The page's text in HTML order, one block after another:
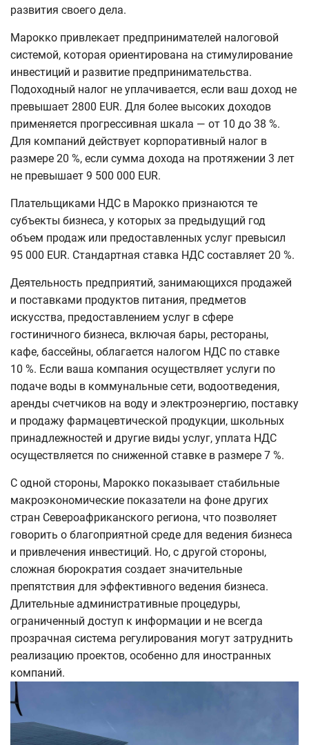
развития своего дела.
Марокко привлекает предпринимателей налоговой
системой, которая ориентирована на стимулирование
инвестиций и развитие предпринимательства.
Подоходный налог не уплачивается, если ваш доход не
превышает 2800 EUR. Для более высоких доходов
применяется прогрессивная шкала — от 10 до 38 %.
Для компаний действует корпоративный налог в
размере 20 %, если сумма дохода на протяжении 3 лет
не превышает 9 500 000 EUR.
Плательщиками НДС в Марокко признаются те
субъекты бизнеса, у которых за предыдущий год
объем продаж или предоставленных услуг превысил
95 000 EUR. Стандартная ставка НДС составляет 20 %.
Деятельность предприятий, занимающихся продажей
и поставками продуктов питания, предметов
искусства, предоставлением услуг в сфере
гостиничного бизнеса, включая бары, рестораны,
кафе, бассейны, облагается налогом НДС по ставке
10 %. Если ваша компания осуществляет услуги по
подаче воды в коммунальные сети, водоотведения,
аренды счетчиков на воду и электроэнергию, поставку
и продажу фармацевтической продукции, школьных
принадлежностей и другие виды услуг, уплата НДС
осуществляется по сниженной ставке в размере 7 %.
С одной стороны, Марокко показывает стабильные
макроэкономические показатели на фоне других
стран Североафриканского региона, что позволяет
говорить о благоприятной среде для ведения бизнеса
и привлечения инвестиций. Но, с другой стороны,
сложная бюрократия создает значительные
препятствия для эффективного ведения бизнеса.
Длительные административные процедуры,
ограниченный доступ к информации и не всегда
прозрачная система регулирования могут затруднить
реализацию проектов, особенно для иностранных
компаний.